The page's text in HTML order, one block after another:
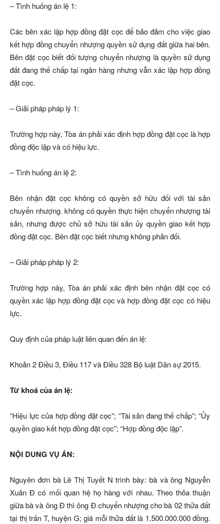
– Tình huống án lệ 1:
Các bên xác lập hợp đồng đặt cọc để bảo đảm cho việc giao
kết hợp đồng chuyển nhượng quyền sử dụng đất giữa hai bên.
Bên đặt cọc biết đối tượng chuyển nhượng là quyền sử dụng
đất đang thế chấp tại ngân hàng nhưng vẫn xác lập hợp đồng
đặt cọc.
– Giải pháp pháp lý 1:
Trường hợp này, Tòa án phải xác định hợp đồng đặt cọc là hợp
đồng độc lập và có hiệu lực.
– Tình huống án lệ 2:
Bên nhận đặt cọc không có quyền sở hữu đối với tài sản
chuyển nhượng. không có quyền thực hiện chuyển nhượng tài
sản, nhưng được chủ sở hữu tài sản ủy quyền giao kết hợp
đồng đặt cọc. Bên đặt cọc biết nhưng không phản đối.
– Giải pháp pháp lý 2:
Trường hợp này, Tòa án phải xác định bên nhận đặt cọc có
quyền xác lập hợp đồng đặt cọc và hợp đồng đặt cọc có hiệu
lực.
Quy định của pháp luật liên quan đến án lệ:
Khoản 2 Điều 3, Điều 117 và Điều 328 Bộ luật Dân sự 2015.
Từ khoá của án lệ:
“Hiệu lực của hợp đồng đặt cọc”; “Tài sản đang thế chấp”; “Ủy
quyền giao kết hợp đồng đặt cọc”; “Hợp đồng độc lập”.
NỘI DUNG VỤ ÁN:
Nguyên đơn bà Lê Thị Tuyết N trình bày: bà và ông Nguyễn
Xuân Đ có mối quan hệ họ hàng với nhau. Theo thỏa thuận
giữa bà và ông Đ thì ông Đ chuyển nhượng cho bà 02 thửa đất
tại thị trấn T, huyện G; giá mỗi thửa đất là 1.500.000.000 đồng.